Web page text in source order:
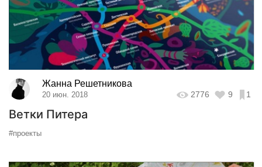
Жанна Решетникова
20 июн. 2018 2776 9 1
Ветки Питера
#проекты